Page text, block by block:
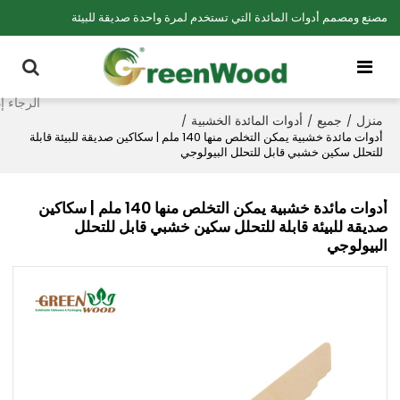
مصنع ومصمم أدوات المائدة التي تستخدم لمرة واحدة صديقة للبيئة
منزل / جميع / أدوات المائدة الخشبية /
أدوات مائدة خشبية يمكن التخلص منها 140 ملم | سكاكين صديقة للبيئة قابلة
للتحلل سكين خشبي قابل للتحلل البيولوجي
أدوات مائدة خشبية يمكن التخلص منها 140 ملم | سكاكين
صديقة للبيئة قابلة للتحلل سكين خشبي قابل للتحلل
البيولوجي